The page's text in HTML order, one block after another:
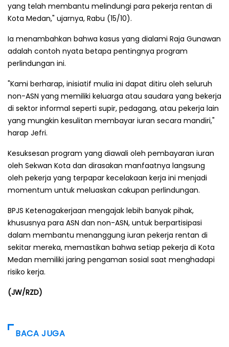
yang telah membantu melindungi para pekerja rentan di
Kota Medan," ujarnya, Rabu (15/10).
Ia menambahkan bahwa kasus yang dialami Raja Gunawan
adalah contoh nyata betapa pentingnya program
perlindungan ini.
"Kami berharap, inisiatif mulia ini dapat ditiru oleh seluruh
non-ASN yang memiliki keluarga atau saudara yang bekerja
di sektor informal seperti supir, pedagang, atau pekerja lain
yang mungkin kesulitan membayar iuran secara mandiri,"
harap Jefri.
Kesuksesan program yang diawali oleh pembayaran iuran
oleh Sekwan Kota dan dirasakan manfaatnya langsung
oleh pekerja yang terpapar kecelakaan kerja ini menjadi
momentum untuk meluaskan cakupan perlindungan.
BPJS Ketenagakerjaan mengajak lebih banyak pihak,
khususnya para ASN dan non-ASN, untuk berpartisipasi
dalam membantu menanggung iuran pekerja rentan di
sekitar mereka, memastikan bahwa setiap pekerja di Kota
Medan memiliki jaring pengaman sosial saat menghadapi
risiko kerja.
(JW/RZD)
BACA JUGA